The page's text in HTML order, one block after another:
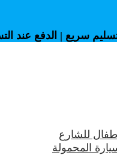
سريع | الدفع عند
للشارع
المحمولة